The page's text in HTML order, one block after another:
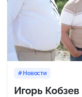
Новости
Игорь